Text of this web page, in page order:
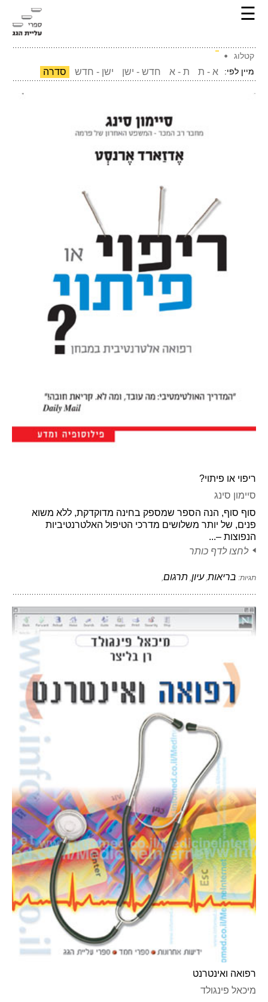
☰
קטלוג
מיין לפי:
א - ת ת - א חדש - ישן ישן - חדש סדרה
ריפוי או פיתוי?
סיימון סינג
סוף סוף, הנה הספר שמספק בחינה מדוקדקת, ללא משוא
פנים, של יותר משלושים מדרכי הטיפול האלטרנטיביות
הנפוצות –...
לחצו לדף כותר
תגיות: בריאות,עיון, תרגום,
רפואה ואינטרנט
מיכאל פינגולד